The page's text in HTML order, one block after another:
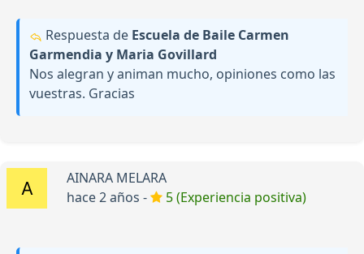
Respuesta de Escuela de Baile Carmen
Garmendia y Maria Govillard
Nos alegran y animan mucho, opiniones como las
vuestras. Gracias
AINARA MELARA
hace 2 años -
5 (Experiencia positiva)